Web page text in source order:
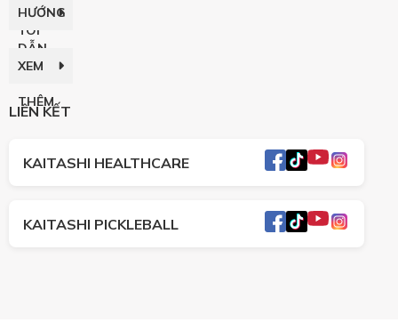
TÔI
HƯỚNG
DẪN
XEM
THÊM
LIÊN KẾT
KAITASHI HEALTHCARE
KAITASHI PICKLEBALL